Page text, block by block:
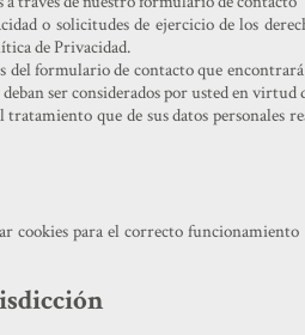
o solicitudes de ejercicio de los
de Privacidad.
del formulario de contacto que
ser considerados por usted en
que de sus datos personales
cookies para el correcto